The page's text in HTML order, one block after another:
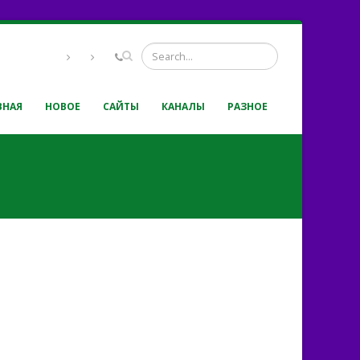
НОВОЕ САЙТЫ КАНАЛЫ РАЗНОЕ